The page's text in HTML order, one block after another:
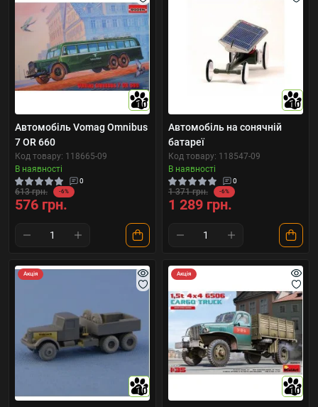
10
Автомобіль Vomag Omnibus
7 OR 660
Код товару: 118665-09
В наявності
0
613 грн. -6%
576 грн.
10
Автомобіль на сонячній
батареї
Код товару: 118547-09
В наявності
0
1 371 грн. -6%
1 289 грн.
Акція
10
Акція
10